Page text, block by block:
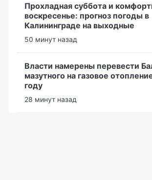
Прохладная суббота и
воскресенье: прогноз погоды в
Калининграде на выходные
50 минут назад
Власти намерены перевести
мазутного на газовое
году
28 минут назад